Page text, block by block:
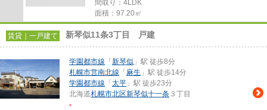
間取り：4LDK
面積：97.20㎡
賃貸｜一戸建て 新琴似11条3丁目 戸建
学園都市線 「 新琴似 」駅 徒歩8分
札幌市営南北線 「 麻生 」駅 徒歩14分
学園都市線 「 太平 」駅 徒歩23分
北海道札幌市北区新琴似十一条 ３丁目
-